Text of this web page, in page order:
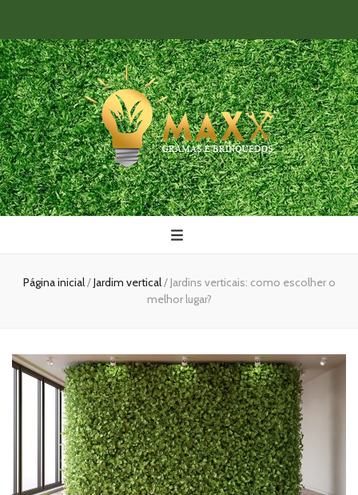
Maxx Gramas
Blog
Página inicial/Jardim vertical/Jardins verticais: como escolher o
melhor lugar?